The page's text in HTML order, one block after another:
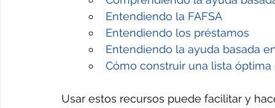
Entendiendo la FAFSA
Entendiendo los préstamos
Entendiendo la ayuda basada
Cómo construir una lista
Usar estos recursos puede facilitar y